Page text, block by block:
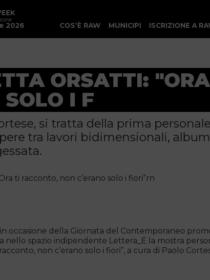
2026
COS’È RAW
MUNICIPI ISCRIZIONE A
ORSATTI:
I F
si tratta della prima
tra lavori bidimensionali,
ti racconto, non c’erano solo i fiori”rn
occasione della Giornata del Contemporaneo
nello spazio indipendente Lettera_E la mostra
non c’erano solo i fiori”, a cura di Paolo